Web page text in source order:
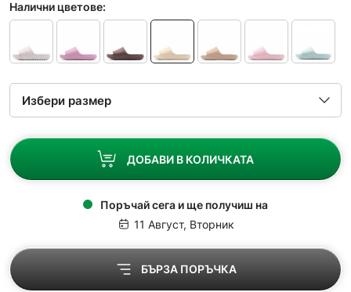
Налични цветове:
ДОБАВИ В КОЛИЧКАТА
Поръчай сега и ще получиш на
11 Август, Вторник
БЪРЗА ПОРЪЧКА